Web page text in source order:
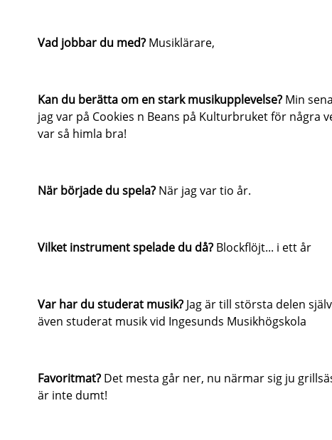
Vad jobbar du med? Musiklärare,
Kan du berätta om en stark musikupplevelse? Min
jag var på Cookies n Beans på Kulturbruket för några
var så himla bra!
När började du spela? När jag var tio år.
Vilket instrument spelade du då? Blockflöjt... i ett år
Var har du studerat musik? Jag är till största delen
även studerat musik vid Ingesunds Musikhögskola
Favoritmat? Det mesta går ner, nu närmar sig ju
är inte dumt!